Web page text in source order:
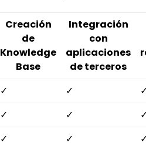
Creación
de
Knowledge
Base
Integración
con
aplicaciones
de terceros
✓ ✓
✓ ✓
✓ ✓